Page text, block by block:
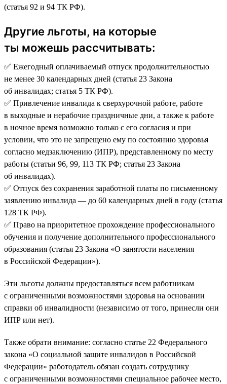
(статья 92 и 94 ТК РФ).
Другие льготы, на которые
ты можешь рассчитывать:
✅ Ежегодный оплачиваемый отпуск продолжительностью
не менее 30 календарных дней (статья 23 Закона
об инвалидах; статья 5 ТК РФ).
✅ Привлечение инвалида к сверхурочной работе, работе
в выходные и нерабочие праздничные дни, а также к работе
в ночное время возможно только с его согласия и при
условии, что это не запрещено ему по состоянию здоровья
согласно медзаключению (ИПР), представленному по месту
работы (статьи 96, 99, 113 ТК РФ; статья 23 Закона
об инвалидах).
✅ Отпуск без сохранения заработной платы по письменному
заявлению инвалида — до 60 календарных дней в году (статья
128 ТК РФ).
✅ Право на приоритетное прохождение профессионального
обучения и получение дополнительного профессионального
образования (статья 23 Закона «О занятости населения
в Российской Федерации»).
Эти льготы должны предоставляться всем работникам
с ограниченными возможностями здоровья на основании
справки об инвалидности (независимо от того, принесли они
ИПР или нет).
Также обрати внимание: согласно статье 22 Федерального
закона «О социальной защите инвалидов в Российской
Федерации» работодатель обязан создать сотруднику
с ограниченными возможностями специальное рабочее место,